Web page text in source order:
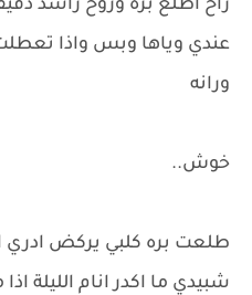
راح اطلع بره وروح راشد
عندي وياها وبس واذا
ورانه
خوش..
طلعت بره كلبي يركض
شبيدي ما اكدر انام الليلة